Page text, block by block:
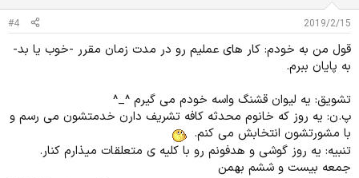
:
2019/2/15
#4
قول من به خودم: کار های عملیم رو در مدت زمان مقرر -خوب یا بد-
به پایان ببرم.
تشویق: یه لیوان قشنگ واسه خودم می گیرم ^_^
پ.ن: یه روز که خانوم محدثه کافه تشریف دارن خدمتشون می رسم و
با مشورتشون انتخابش می کنم.
تنبیه: یه روز گوشی و هدفونم رو با کلیه ی متعلقات میذارم کنار.
جمعه بیست و ششم بهمن